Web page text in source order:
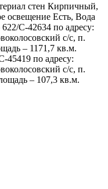
стен Кирпичный,
освещение Есть, Вода
С-42634 по адресу:
с/с, п.
– 1171,7 кв.м.
45419 по адресу:
с/с, п.
– 107,3 кв.м.